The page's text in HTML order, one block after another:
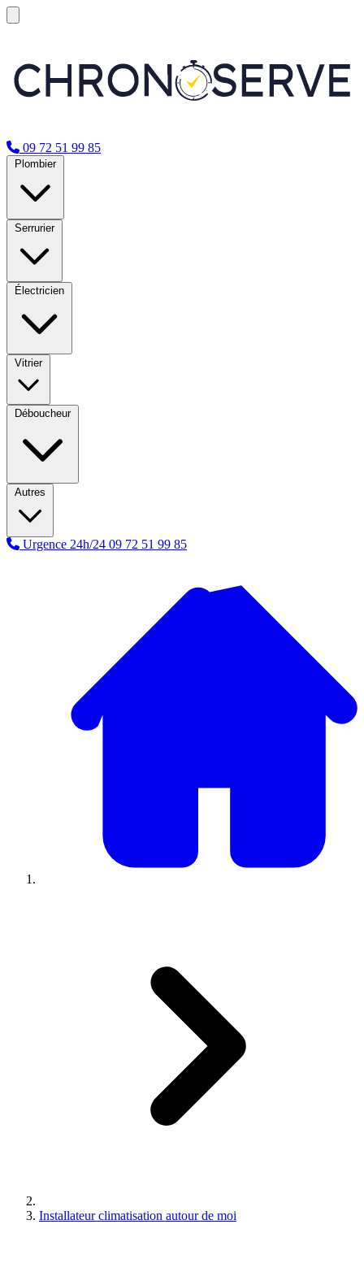
09 72 51 99 85
Plombier
Serrurier
Électricien
Vitrier
Déboucheur
Autres
Urgence 24h/24 09 72 51 99 85
Installateur climatisation autour de moi